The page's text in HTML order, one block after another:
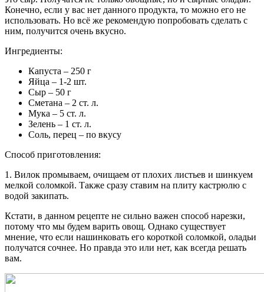
Конечно, если у вас нет данного продукта, то можно его не
использовать. Но всё же рекомендую попробовать сделать с
ним, получится очень вкусно.
Ингредиенты:
Капуста – 250 г
Яйца – 1-2 шт.
Сыр – 50 г
Сметана – 2 ст. л.
Мука – 5 ст. л.
Зелень – 1 ст. л.
Соль, перец – по вкусу
Способ приготовления:
1. Вилок промываем, очищаем от плохих листьев и шинкуем
мелкой соломкой. Также сразу ставим на плиту кастрюлю с
водой закипать.
Кстати, в данном рецепте не сильно важен способ нарезки,
потому что мы будем варить овощ. Однако существует
мнение, что если нашинковать его короткой соломкой, оладьи
получатся сочнее. Но правда это или нет, как всегда решать
вам.